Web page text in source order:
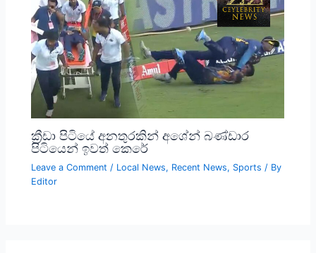
ක්‍රීඩා පිටියේ අනතුරකින් අශේන් බණ්ඩාර
පිටියෙන් ඉවත් කෙරේ
Leave a Comment / Local News, Recent News, Sports / By
Editor